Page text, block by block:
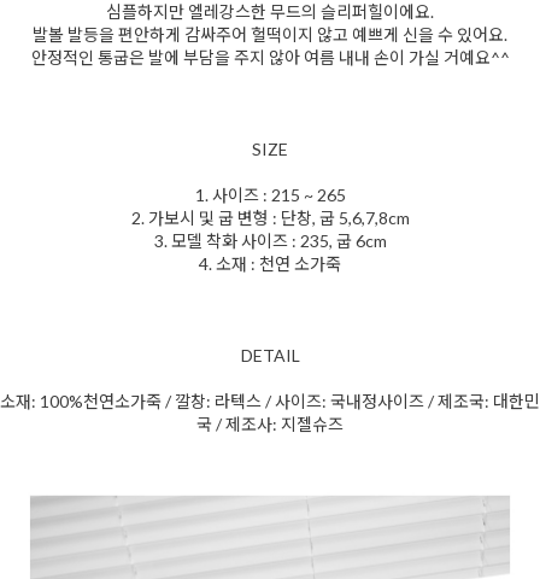
심플하지만 엘레강스한 무드의 슬리퍼힐이에요.
발볼 발등을 편안하게 감싸주어 헐떡이지 않고 예쁘게 신을 수 있어요.
안정적인 통굽은 발에 부담을 주지 않아 여름 내내 손이 가실 거예요^^
SIZE
1. 사이즈 : 215 ~ 265
2. 가보시 및 굽 변형 : 단창, 굽 5,6,7,8cm
3. 모델 착화 사이즈 : 235, 굽 6cm
4. 소재 : 천연 소가죽
DETAIL
소재: 100%천연소가죽 / 깔창: 라텍스 / 사이즈: 국내정사이즈 / 제조국: 대한민
국 / 제조사: 지젤슈즈